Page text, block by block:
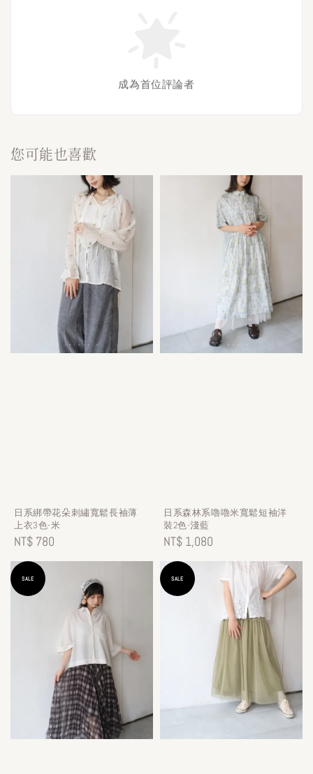
成為首位評論者
您可能也喜歡
日系綁帶花朵刺繡寬鬆長袖薄
上衣3色-米
Regular
price
NT$ 780
日系森林系嚕嚕米寬鬆短袖洋
裝2色-淺藍
Regular
price
NT$ 1,080
SALE SALE